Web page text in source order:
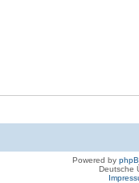
Powered by
Deutsche